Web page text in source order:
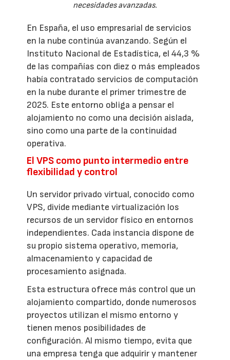
necesidades avanzadas.
En España, el uso empresarial de servicios
en la nube continúa avanzando. Según el
Instituto Nacional de Estadística, el 44,3 %
de las compañías con diez o más empleados
había contratado servicios de computación
en la nube durante el primer trimestre de
2025. Este entorno obliga a pensar el
alojamiento no como una decisión aislada,
sino como una parte de la continuidad
operativa.
El VPS como punto intermedio entre
flexibilidad y control
Un servidor privado virtual, conocido como
VPS, divide mediante virtualización los
recursos de un servidor físico en entornos
independientes. Cada instancia dispone de
su propio sistema operativo, memoria,
almacenamiento y capacidad de
procesamiento asignada.
Esta estructura ofrece más control que un
alojamiento compartido, donde numerosos
proyectos utilizan el mismo entorno y
tienen menos posibilidades de
configuración. Al mismo tiempo, evita que
una empresa tenga que adquirir y mantener